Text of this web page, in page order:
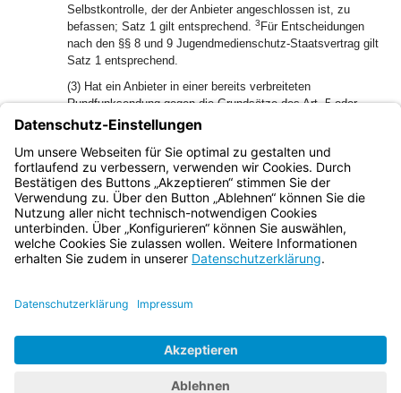
Selbstkontrolle, der der Anbieter angeschlossen ist, zu
befassen; Satz 1 gilt entsprechend. 3 Für Entscheidungen
nach den §§ 8 und 9 Jugendmedienschutz-Staatsvertrag gilt
Satz 1 entsprechend.
(3) Hat ein Anbieter in einer bereits verbreiteten
Rundfunksendung gegen die Grundsätze des Art. 5 oder
gegen Art. 6 verstoßen, kann die Landeszentrale auch
anordnen, dass zu Lasten der Sendezeit dieses Anbieters
auf dessen Kosten ein Beitrag verbreitet wird, der geeignet
ist, den Verstoß auszugleichen.
Bayern.de
BayernPortal
Impressum